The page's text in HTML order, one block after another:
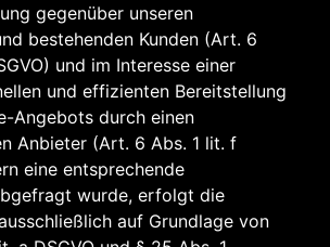
gegenüber unseren
bestehenden Kunden (Art. 6
und im Interesse einer
und effizienten Bereitstellung
Angebots durch einen
Anbieter (Art. 6 Abs. 1 lit. f
eine entsprechende
wurde, erfolgt die
auf Grundlage von